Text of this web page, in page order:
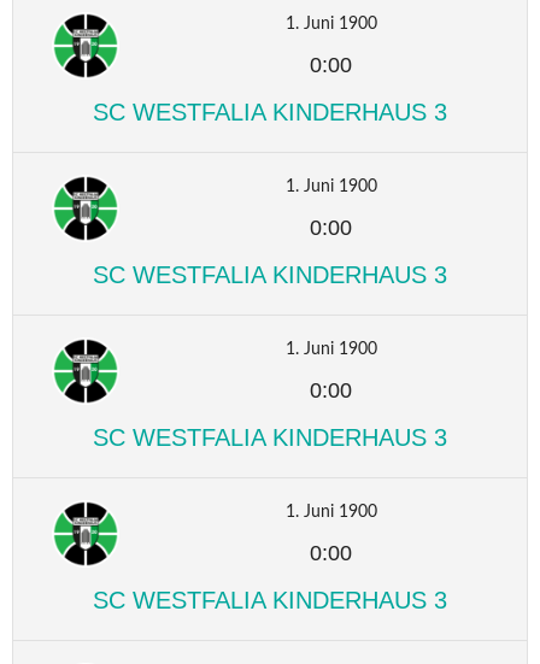
1. Juni 1900
0:00
SC WESTFALIA KINDERHAUS 3
1. Juni 1900
0:00
SC WESTFALIA KINDERHAUS 3
1. Juni 1900
0:00
SC WESTFALIA KINDERHAUS 3
1. Juni 1900
0:00
SC WESTFALIA KINDERHAUS 3